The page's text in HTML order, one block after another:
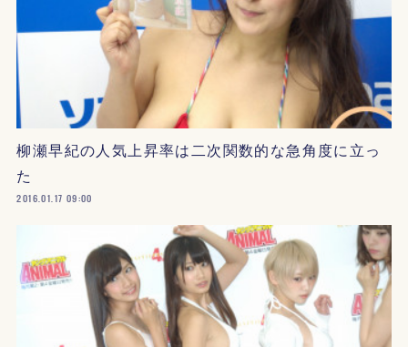
柳瀬早紀の人気上昇率は二次関数的な急角度に立っ
た
2016.01.17 09:00